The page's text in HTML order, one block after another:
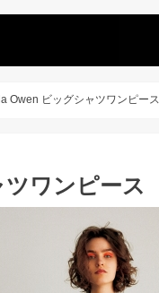
Owen ビッグシャツワンピース
ワンピース